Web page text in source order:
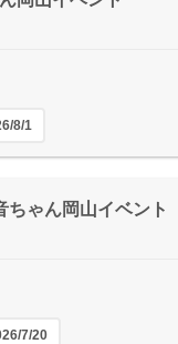
8/1
ちゃん岡山イベント
7/20